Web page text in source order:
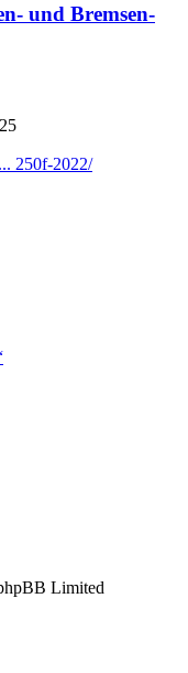
und Bremsen-
250f-2022/
Limited